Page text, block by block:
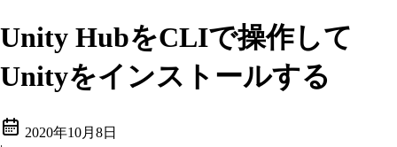
Unity HubをCLIで操作して
Unityをインストールする
2020年10月8日